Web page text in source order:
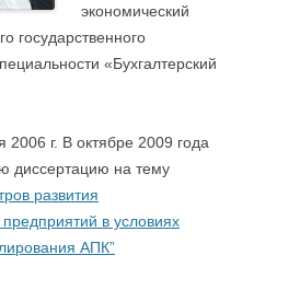
экономический
государственного
«Бухгалтерский
г. В октябре 2009 года
диссертацию на тему
развития
в условиях
АПК”